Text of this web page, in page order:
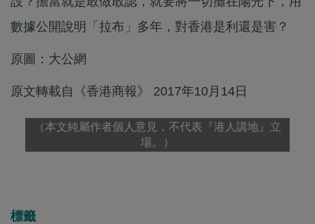
數據公開說明「拉布」多年，對香港是利還是害？
原圖：大公網
原文轉載自《香港商報》 2017年10月14日
（本文純屬作者個人意見，不代表『港人講地』立
場。）
標籤